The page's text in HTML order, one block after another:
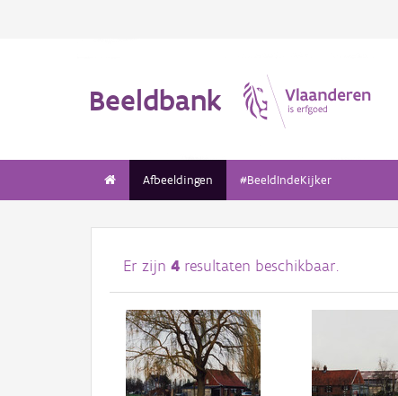
Beeldbank
Afbeeldingen #BeeldIndeKijker
Er zijn 4 resultaten beschikbaar.